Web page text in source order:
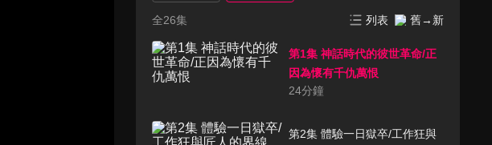
全26集 列表 舊→新
第1集 神話時代的彼世革命/正
因為懷有千仇萬恨
24分鐘
第2集 體驗一日獄卒/工作狂與